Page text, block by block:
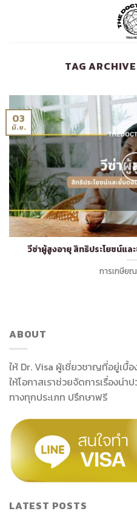
TAG
วีซ่าผู้สูงอายุ สิทธิประโยชน์แล
การเกษีย
03
มิ.ย.
ABOUT
ให้ Dr. Visa ผู้เชี่ยวชาญที่อยู่เบื้
ให้โอกาสเราช่วยจัดการเรื่องน่
ทางทุกประเภท ปรึกษาฟรี
LATEST POSTS